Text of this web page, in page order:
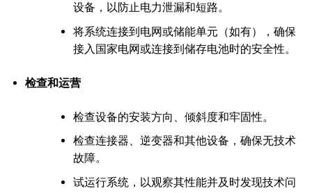
设备，以防止电力泄漏和短路。
将系统连接到电网或储能单元（如有），确保
接入国家电网或连接到储存电池时的安全性。
检查和运营
检查设备的安装方向、倾斜度和牢固性。
检查连接器、逆变器和其他设备，确保无技术
故障。
试运行系统，以观察其性能并及时发现技术问